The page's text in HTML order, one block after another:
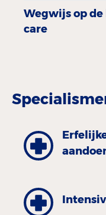
Wegwijs op
care